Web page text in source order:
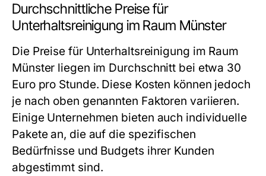
Durchschnittliche Preise für
Unterhaltsreinigung im Raum Münster
Die Preise für Unterhaltsreinigung im Raum
Münster liegen im Durchschnitt bei etwa 30
Euro pro Stunde. Diese Kosten können jedoch
je nach oben genannten Faktoren variieren.
Einige Unternehmen bieten auch individuelle
Pakete an, die auf die spezifischen
Bedürfnisse und Budgets ihrer Kunden
abgestimmt sind.